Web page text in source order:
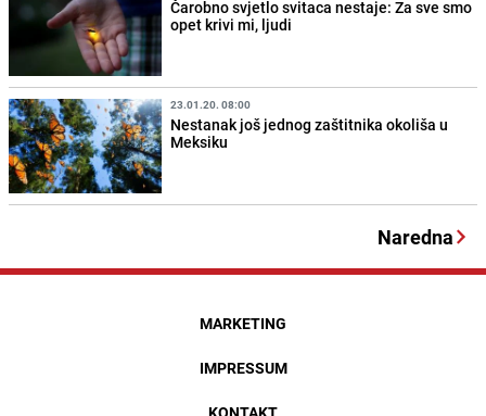
Čarobno svjetlo svitaca nestaje: Za sve smo
opet krivi mi, ljudi
23.01.20. 08:00
Nestanak još jednog zaštitnika okoliša u
Meksiku
Naredna
MARKETING
IMPRESSUM